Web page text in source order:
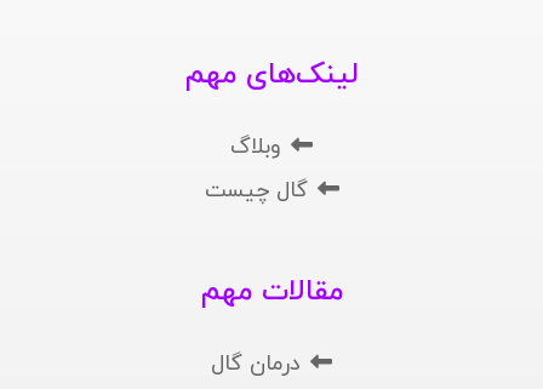
لینک‌های مهم
وبلاگ
گال چیست
مقالات مهم
درمان گال